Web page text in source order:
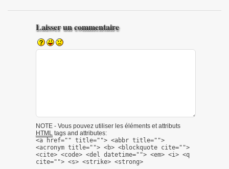
Laisser un commentaire
NOTE - Vous pouvez utiliser les éléments et attributs
HTML tags and attributes:
<a href="" title=""> <abbr title="">
<acronym title=""> <b> <blockquote cite="">
<cite> <code> <del datetime=""> <em> <i> <q
cite=""> <s> <strike> <strong>